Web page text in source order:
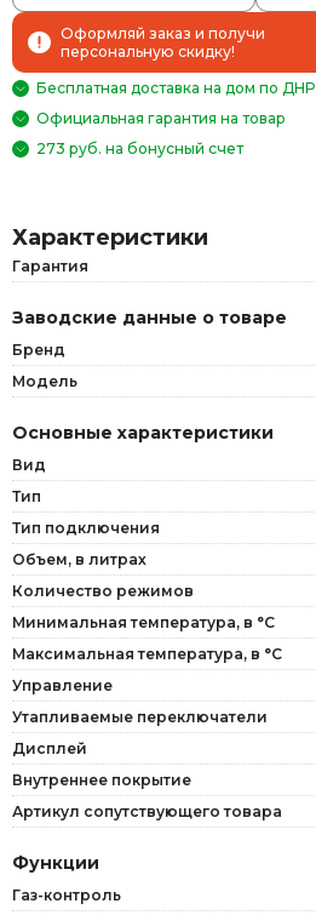
Оформляй заказ и получи
персональную скидку!
Бесплатная доставка на дом по ДНР
Официальная гарантия на товар
273 руб. на бонусный счет
Характеристики
Гарантия
Заводские данные о товаре
Бренд
Модель
Основные характеристики
Вид
Тип
Тип подключения
Объем, в литрах
Количество режимов
Минимальная температура, в °C
Максимальная температура, в °C
Управление
Утапливаемые переключатели
Дисплей
Внутреннее покрытие
Артикул сопутствующего товара
Функции
Газ-контроль